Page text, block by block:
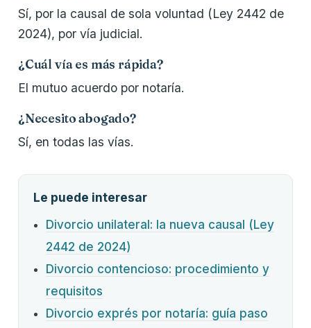
Sí, por la causal de sola voluntad (Ley 2442 de
2024), por vía judicial.
¿Cuál vía es más rápida?
El mutuo acuerdo por notaría.
¿Necesito abogado?
Sí, en todas las vías.
Le puede interesar
Divorcio unilateral: la nueva causal (Ley
2442 de 2024)
Divorcio contencioso: procedimiento y
requisitos
Divorcio exprés por notaría: guía paso